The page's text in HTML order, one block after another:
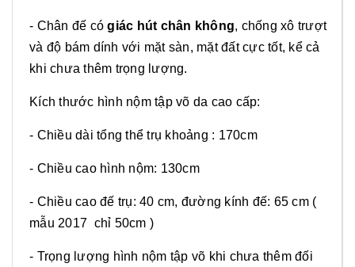
- Chân đế cógiác hút chân không, chống xô trượt
và độ bám dính với mặt sàn, mặt đất cực tốt, kể cả
khi chưa thêm trọng lượng.
Kích thước hình nộm tập võ da cao cấp:
- Chiều dài tổng thể trụ khoảng : 170cm
- Chiều cao hình nộm: 130cm
- Chiều cao đế trụ: 40 cm, đường kính đế: 65 cm (
mẫu 2017 chỉ 50cm )
- Trọng lượng hình nộm tập võ khi chưa thêm đối